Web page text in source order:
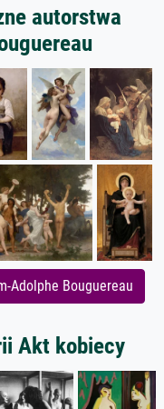
autorstwa
Adolphe Bouguereau
Akt kobiecy